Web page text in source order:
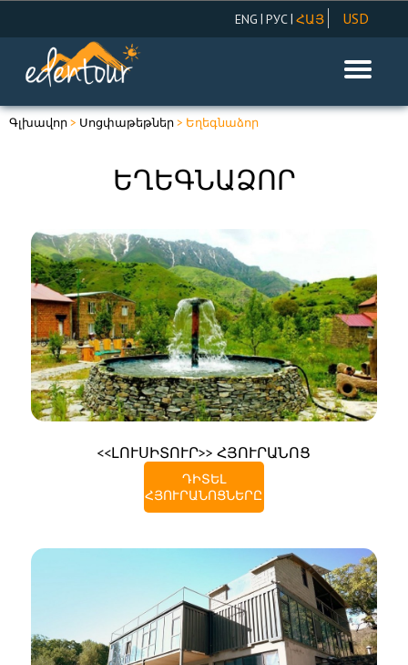
USD
EUR
RUR
ENG | РУС| ՀԱՅ
Գլխավոր> Սոցփաթեթներ> Եղեգնաձոր
ԵՂԵԳՆԱՁՈՐ
<<ԼՈՒՍԻՏՈՒՐ>> ՀՅՈՒՐԱՆՈՑ
ԴԻՏԵԼ
ՀՅՈՒՐԱՆՈՑՆԵՐԸ